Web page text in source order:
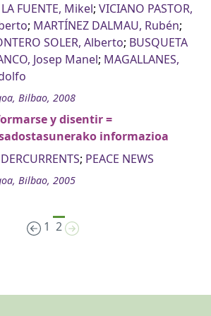
FUENTE, Mikel; VICIANO PASTOR,
; MARTÍNEZ DALMAU, Rubén;
SOLER, Alberto; BUSQUETA
Josep Manel; MAGALLANES,
Bilbao, 2008
y disentir =
informazioa
; PEACE NEWS
Bilbao, 2005
1 2